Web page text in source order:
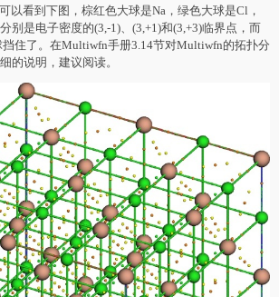
以看到下图，棕红色大球是Na，绿色大球是Cl，
别是电子密度的(3,-1)、(3,+1)和(3,+3)临界点，而
挡住了。在Multiwfn手册3.14节对Multiwfn的拓扑分
的说明，建议阅读。